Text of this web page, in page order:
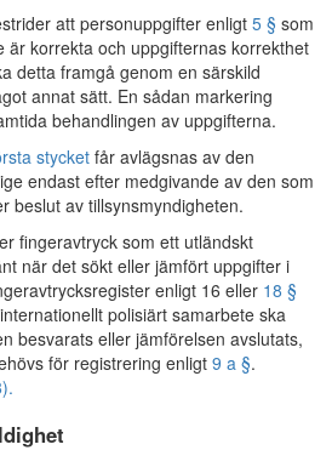
att personuppgifter enligt 5 § som
är korrekta och uppgifternas korrekthet
detta framgå genom en särskild
annat sätt. En sådan markering
behandlingen av uppgifterna.
stycketfår avlägsnas av den
endast efter medgivande av den som
beslut av tillsynsmyndigheten.
fingeravtryck som ett utländskt
när det sökt eller jämfört uppgifter i
enligt 16 eller 18 §
polisiärt samarbete ska
besvarats eller jämförelsen avslutats,
för registrering enligt 9 a §.